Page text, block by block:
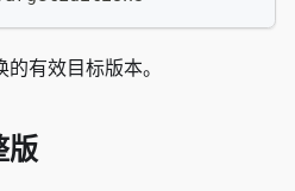
有效目标版本。
版